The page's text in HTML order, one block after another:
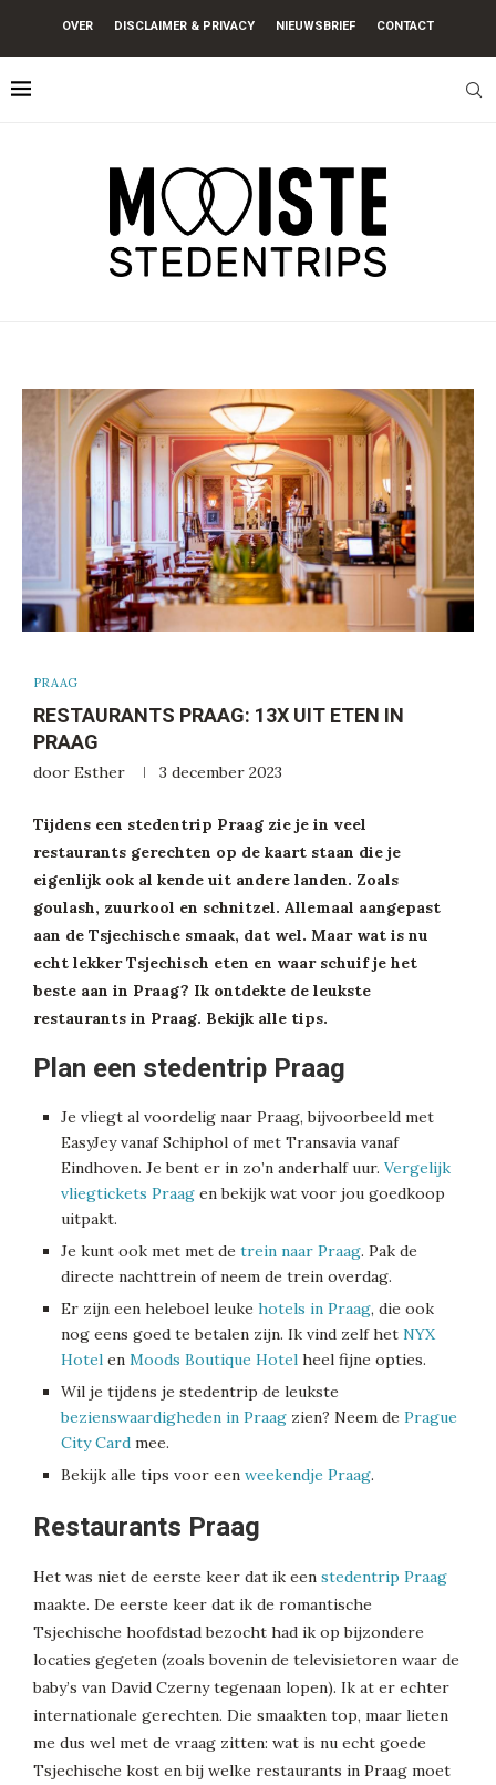
OVER DISCLAIMER & PRIVACY NIEUWSBRIEF CONTACT
PRAAG
RESTAURANTS PRAAG: 13X UIT ETEN IN
PRAAG
door Esther 3 december 2023
Tijdens een stedentrip Praag zie je in veel
restaurants gerechten op de kaart staan die je
eigenlijk ook al kende uit andere landen. Zoals
goulash, zuurkool en schnitzel. Allemaal aangepast
aan de Tsjechische smaak, dat wel. Maar wat is nu
echt lekker Tsjechisch eten en waar schuif je het
beste aan in Praag? Ik ontdekte de leukste
restaurants in Praag. Bekijk alle tips.
Plan een stedentrip Praag
Je vliegt al voordelig naar Praag, bijvoorbeeld met
EasyJey vanaf Schiphol of met Transavia vanaf
Eindhoven. Je bent er in zo’n anderhalf uur. Vergelijk
vliegtickets Praag en bekijk wat voor jou goedkoop
uitpakt.
Je kunt ook met met de trein naar Praag. Pak de
directe nachttrein of neem de trein overdag.
Er zijn een heleboel leuke hotels in Praag, die ook
nog eens goed te betalen zijn. Ik vind zelf het NYX
Hotel en Moods Boutique Hotel heel fijne opties.
Wil je tijdens je stedentrip de leukste
bezienswaardigheden in Praag zien? Neem de Prague
City Card mee.
Bekijk alle tips voor een weekendje Praag.
Restaurants Praag
Het was niet de eerste keer dat ik een stedentrip Praag
maakte. De eerste keer dat ik de romantische
Tsjechische hoofdstad bezocht had ik op bijzondere
locaties gegeten (zoals bovenin de televisietoren waar de
baby’s van David Czerny tegenaan lopen). Ik at er echter
internationale gerechten. Die smaakten top, maar lieten
me dus wel met de vraag zitten: wat is nu echt goede
Tsjechische kost en bij welke restaurants in Praag moet